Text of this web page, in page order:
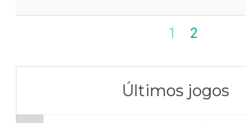
1 2
Últimos jogos